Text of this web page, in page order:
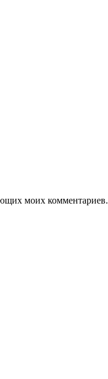
моих комментариев.